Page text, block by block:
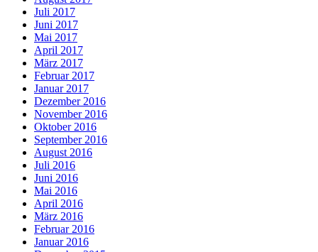
Juli 2017
Juni 2017
Mai 2017
April 2017
März 2017
Februar 2017
Januar 2017
Dezember 2016
November 2016
Oktober 2016
September 2016
August 2016
Juli 2016
Juni 2016
Mai 2016
April 2016
März 2016
Februar 2016
Januar 2016